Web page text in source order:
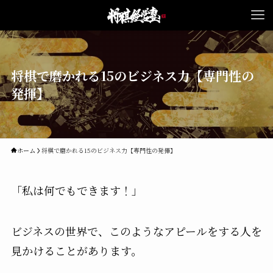
将棋で磨かれる15のビジネス力【専門性の
発揮】
ホーム 将棋で磨かれる15のビジネス力【専門性の発揮】
「私は何でもできます！」
ビジネスの世界で、このようなアピールをする人を
見かけることがあります。